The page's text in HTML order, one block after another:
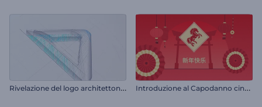
R
ivelazione del logo architettonico I
ntroduzione al Capodanno cinese